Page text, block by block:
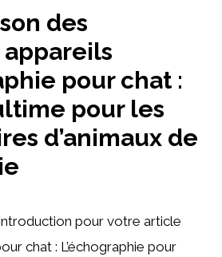
des
pour chat :
pour les
d’animaux de
pour votre article
chat : L’échographie pour